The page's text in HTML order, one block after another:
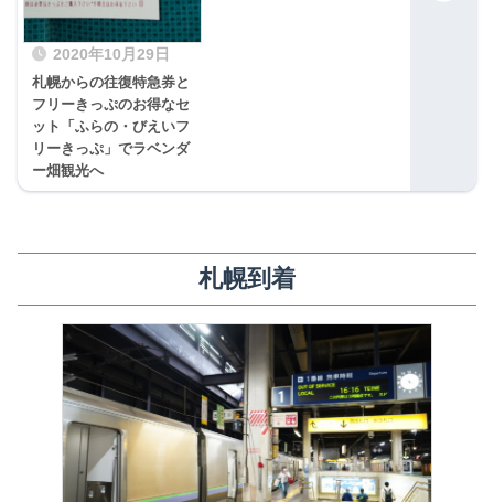
2020年10月29日
札幌からの往復特急券と
フリーきっぷのお得なセ
ット「ふらの・びえいフ
リーきっぷ」でラベンダ
ー畑観光へ
札幌到着